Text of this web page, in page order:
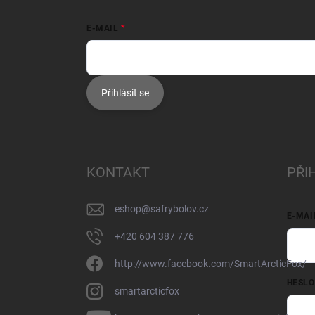
E-MAIL
Přihlásit se
KONTAKT
eshop@safrybolov.cz
+420 604 387 776
http://www.facebook.com/SmartArcticFox/
smartarcticfox
E-
HESLO